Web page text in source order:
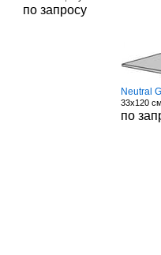
по запросу
Neutral
33x120
по